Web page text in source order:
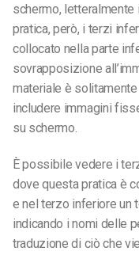
schermo, letteralmente
pratica, però, i terzi
collocato nella parte
sovrapposizione
materiale è
includere immagini
su schermo.
È possibile vedere i
dove questa pratica è
e nel terzo inferiore un
indicando i nomi delle
traduzione di ciò che